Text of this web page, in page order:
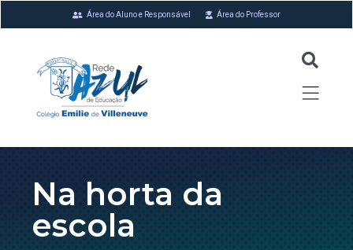
Área do Aluno e Responsável Área do Professor
Na horta da
escola